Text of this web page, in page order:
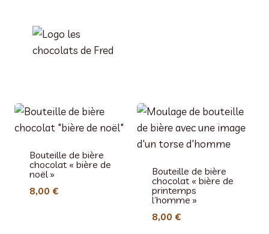
Bouteille de bière
chocolat « bière de
noël »
8,00 €
Bouteille de bière
chocolat « bière de
printemps
l’homme »
8,00 €